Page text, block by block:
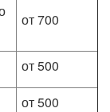
от 700
от 500
от 500